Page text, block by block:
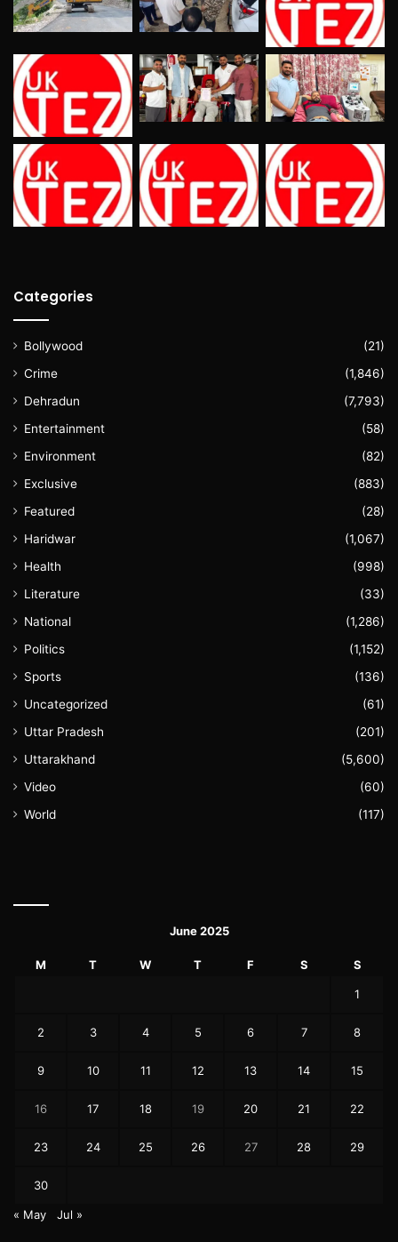
Categories
Bollywood
(21)
Crime
(1,846)
Dehradun
(7,793)
Entertainment
(58)
Environment
(82)
Exclusive
(883)
Featured
(28)
Haridwar
(1,067)
Health
(998)
Literature
(33)
National
(1,286)
Politics
(1,152)
Sports
(136)
Uncategorized
(61)
Uttar Pradesh
(201)
Uttarakhand
(5,600)
Video
(60)
World
(117)
June 2025
M T W T F S S
1
2 3 4 5 6 7 8
9 10 11 12 13 14 15
16 17 18 19 20 21 22
23 24 25 26 27 28 29
30
« May Jul »